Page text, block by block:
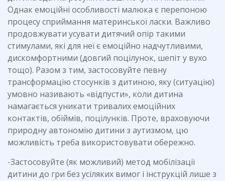
Однак емоційні особливості малюка є перепоною
процесу сприймання материнської ласки. Важливо
продовжувати усувати дитячий опір такими
стимулами, які для неї є емоційно надчутливими,
дискомфортними (довгий поцілунок, шепіт у вухо
тощо). Разом з тим, застосовуйте певну
трансформацію стосунків з дитиною, яку (ситуацію)
умовно називають «відпусти», коли дитина
намагається уникати тривалих емоційних
контактів, обіймів, поцілунків. Проте, враховуючи
природну автономію дитини з аутизмом, цю
можливість треба використовувати обережно.
-Застосовуйте (як можливий) метод мобілізації
дитини до гри без усіляких вимог і інструкцій лише з